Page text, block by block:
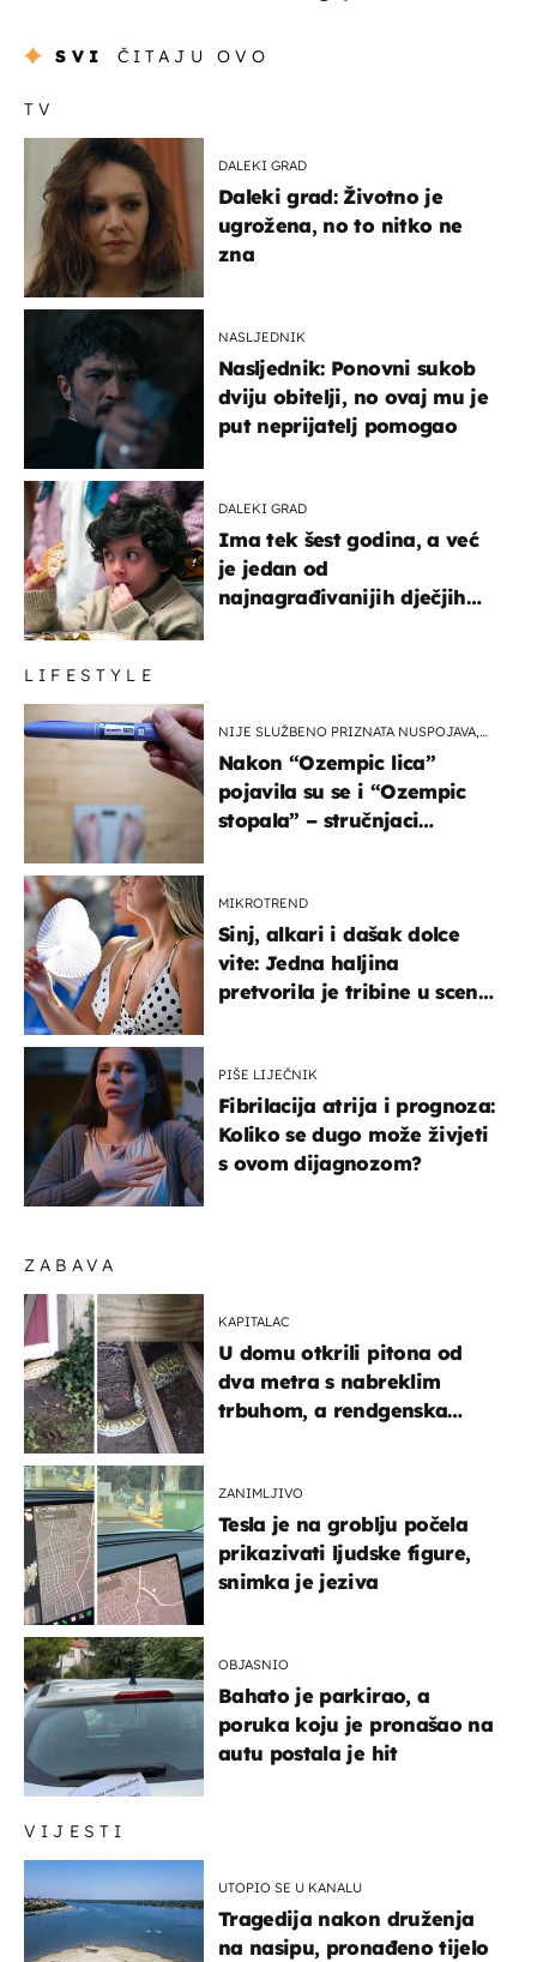
SVI ČITAJU OVO
VIJESTI
UTOPIO SE U KANALU
Tragedija nakon druženja
na nasipu, pronađeno tijelo
ZABAVA
KAPITALAC
U domu otkrili pitona od
dva metra s nabreklim
trbuhom, a rendgenska
ZANIMLJIVO
Tesla je na groblju počela
prikazivati ljudske figure,
snimka je jeziva
OBJASNIO
Bahato je parkirao, a
poruka koju je pronašao na
autu postala je hit
TV
DALEKI GRAD
Daleki grad: Životno je
ugrožena, no to nitko ne
zna
NASLJEDNIK
Nasljednik: Ponovni sukob
dviju obitelji, no ovaj mu je
put neprijatelj pomogao
DALEKI GRAD
Ima tek šest godina, a već
je jedan od
najnagrađivanijih dječjih
LIFESTYLE
NIJE SLUŽBENO PRIZNATA NUSPOJAVA,
Nakon “Ozempic lica”
pojavila su se i “Ozempic
stopala” – stručnjaci
MIKROTREND
Sinj, alkari i dašak dolce
vite: Jedna haljina
pretvorila je tribine u scenu
PIŠE LIJEČNIK
Fibrilacija atrija i prognoza:
Koliko se dugo može živjeti
s ovom dijagnozom?